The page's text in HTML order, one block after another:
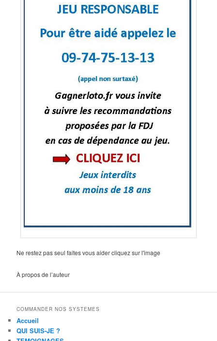
Ne restez pas seul faites vous aider cliquez sur l'image
À propos de l’auteur
COMMANDER NOS SYSTEMES
Accueil
QUI SUIS-JE ?